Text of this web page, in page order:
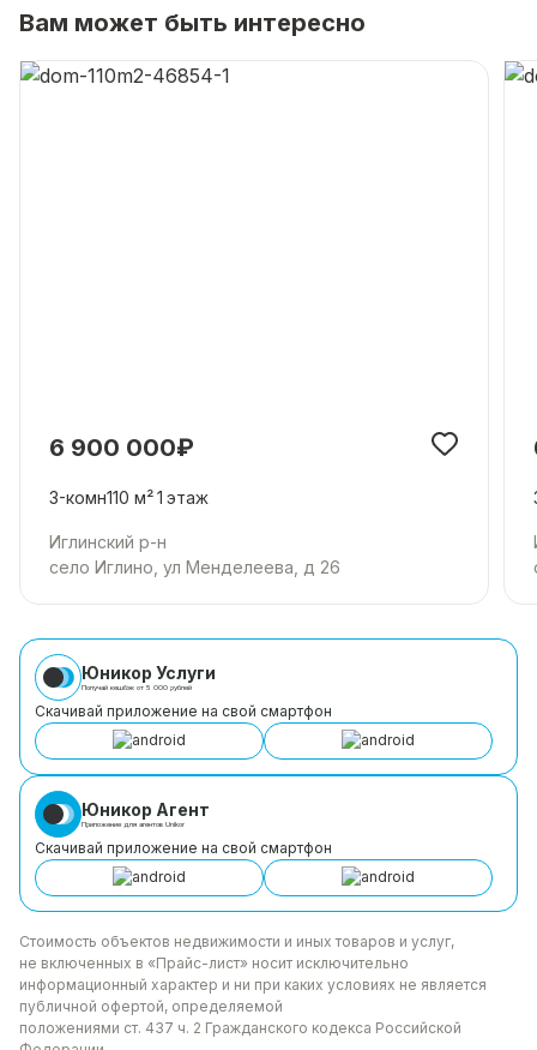
Вам может быть интересно
6 900 000₽
3-комн110 м²1 этаж
Иглинский р-н
село Иглино, ул Менделеева, д 26
Юникор Услуги
Получай кешбэк от 5 000 рублей
Скачивай приложение на свой смартфон
Юникор Агент
Приложение для агентов Unikor
Скачивай приложение на свой смартфон
Стоимость объектов недвижимости и иных товаров и услуг,
не включенных в «Прайс-лист» носит исключительно
информационный характер и ни при каких условиях не является
публичной офертой, определяемой
положениями ст. 437 ч. 2 Гражданского кодекса Российской